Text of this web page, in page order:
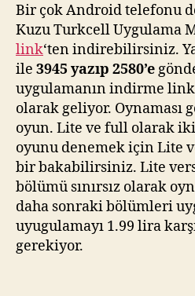
Bir çok Android telefonu
Kuzu Turkcell Uygulama
link‘ten indirebilirsiniz.
ile 3945 yazıp 2580’e
uygulamanın indirme
olarak geliyor. Oynaması
oyun. Lite ve full olarak
oyunu denemek için Lite
bir bakabilirsiniz. Lite
bölümü sınırsız olarak
daha sonraki bölümleri
uyugulamayı 1.99 lira
gerekiyor.